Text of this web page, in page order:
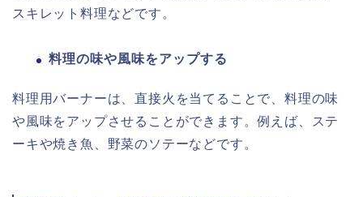
スキレット料理などです。
料理の味や風味をアップする
料理用バーナーは、直接火を当てることで、料理の味
や風味をアップさせることができます。例えば、ステ
ーキや焼き魚、野菜のソテーなどです。